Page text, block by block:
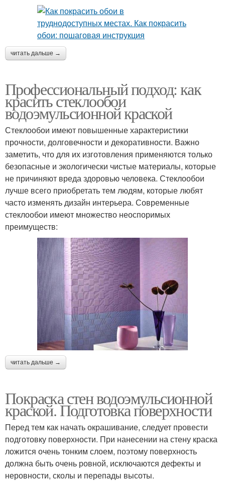
читать дальше →
Профессиональный подход: как
красить стеклообои
водоэмульсионной краской
Стеклообои имеют повышенные характеристики
прочности, долговечности и декоративности. Важно
заметить, что для их изготовления применяются только
безопасные и экологически чистые материалы, которые
не причиняют вреда здоровью человека. Стеклообои
лучше всего приобретать тем людям, которые любят
часто изменять дизайн интерьера. Современные
стеклообои имеют множество неоспоримых
преимуществ:
читать дальше →
Покраска стен водоэмульсионной
краской. Подготовка поверхности
Перед тем как начать окрашивание, следует провести
подготовку поверхности. При нанесении на стену краска
ложится очень тонким слоем, поэтому поверхность
должна быть очень ровной, исключаются дефекты и
неровности, сколы и перепады высоты.